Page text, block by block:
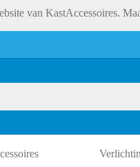
van KastAccessoires.